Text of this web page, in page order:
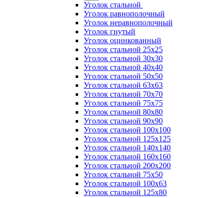
Уголок стальной
Уголок равнополочный
Уголок неравнополочный
Уголок гнутый
Уголок оцинкованный
Уголок стальной 25х25
Уголок стальной 30х30
Уголок стальной 40х40
Уголок стальной 50х50
Уголок стальной 63х63
Уголок стальной 70х70
Уголок стальной 75х75
Уголок стальной 80х80
Уголок стальной 90х90
Уголок стальной 100х100
Уголок стальной 125х125
Уголок стальной 140х140
Уголок стальной 160х160
Уголок стальной 200х200
Уголок стальной 75х50
Уголок стальной 100х63
Уголок стальной 125х80